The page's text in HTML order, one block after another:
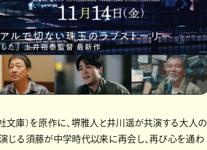
文庫）を原作に、堺雅人と井川遥が共演する大人の
じる須藤が中学時代以来に再会し、再び心を通わ